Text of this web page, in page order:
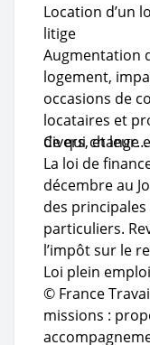
Location d’un
litige
Augmentation
logement,
occasions de
locataires et
divers, et leur…
Ce qui change
La loi de
décembre au
des
particuliers.
l’impôt sur le
Loi plein
© France
missions :